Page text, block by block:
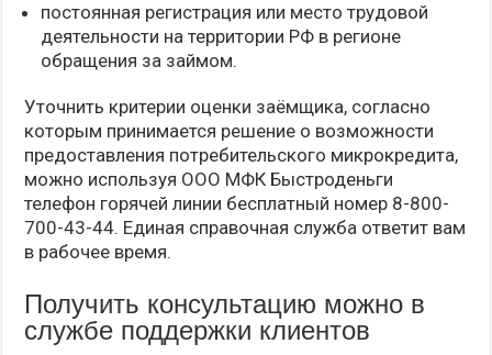
постоянная регистрация или место трудовой
деятельности на территории РФ в регионе
обращения за займом.
Уточнить критерии оценки заёмщика, согласно
которым принимается решение о возможности
предоставления потребительского микрокредита,
можно используя ООО МФК Быстроденьги
телефон горячей линии бесплатный номер 8-800-
700-43-44. Единая справочная служба ответит вам
в рабочее время.
Получить консультацию можно в
службе поддержки клиентов